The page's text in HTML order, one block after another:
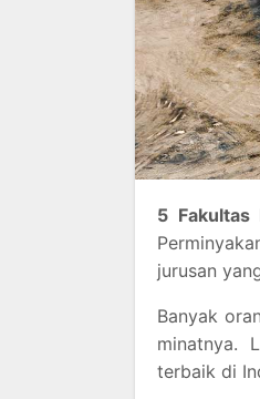
5 Fakultas
jurusan
Banyak
minatnya.
terbaik di